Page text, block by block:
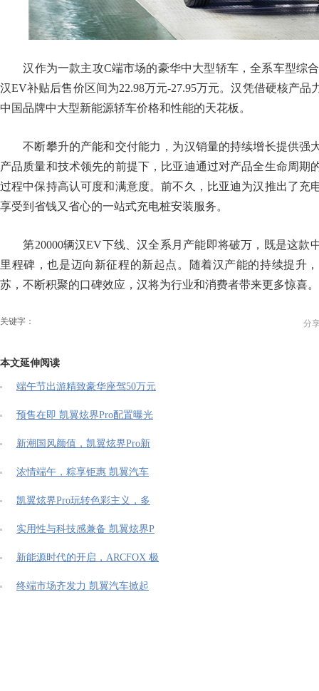
汉作为一款主攻C端市场的豪华中大型轿车，全系车型综合
汉EV补贴后售价区间为22.98万元-27.95万元。汉凭借硬核产品
中国品牌中大型新能源轿车价格和性能的天花板。
不断攀升的产能和交付能力，为汉销量的持续增长提供强
产品质量和技术领先的前提下，比亚迪通过对产品全生命周期
过程中保持高认可度和满意度。前不久，比亚迪为汉推出了充
享受到省钱又省心的一站式充电桩安装服务。
第20000辆汉EV下线、汉全系月产能即将破万，既是这款
里程碑，也是迈向新征程的新起点。随着汉产能的持续提升
苏，不断积聚的口碑效应，汉将为行业和消费者带来更多惊喜。
分
关键字：
本文延伸阅读
端午节出游精致豪华座驾50万元
预售在即 凯翼炫界Pro配置曝光
新潮国风颜值，凯翼炫界Pro新
浓情端午，粽享钜惠 凯翼汽车
凯翼炫界Pro玩转色彩主义，多
实用性与科技感兼备 凯翼炫界P
新能源时代的开启，ARCFOX 极
终端市场齐发力 凯翼汽车掀起